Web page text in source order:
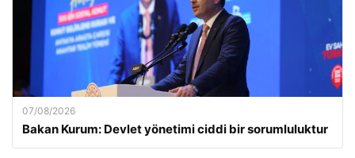
07/08/2026
Bakan Kurum: Devlet yönetimi ciddi bir sorumluluktur